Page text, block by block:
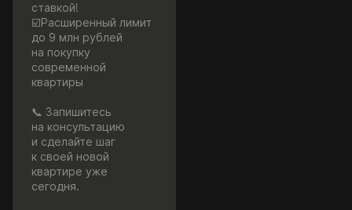
ставкой!
☑️Расширенный лимит
до 9 млн рублей
на покупку
современной
квартиры
📞 Запишитесь
на консультацию
и сделайте шаг
к своей новой
квартире уже
сегодня.